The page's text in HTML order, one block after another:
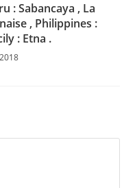
: Sabancaya , La
, Philippines :
: Etna .